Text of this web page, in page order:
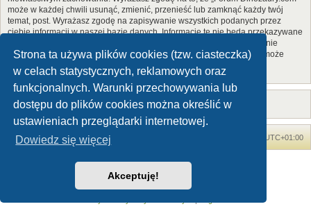
Strona ta używa plików cookies (tzw. ciasteczka)
w celach statystycznych, reklamowych oraz
funkcjonalnych. Warunki przechowywania lub
dostępu do plików cookies można określić w
ustawieniach przeglądarki internetowej.
Dowiedz się więcej
Akceptuję!
może w każdej chwili usunąć, zmienić, przenieść lub zamknąć każdy twój
temat, post. Wyrażasz zgodę na zapisywanie wszystkich podanych przez
ciebie informacji w naszej bazie danych. Informacje te nie będą przekazywane
nikomu bez twojej zgody, ale ani „Forum Dinozaury.com”, ani phpBB nie
ponosi odpowiedzialności za włamania do witryny, podczas których może
dojść do kradzieży danych.
Forum Dinozaury.com UTC+01:00
Dinozaury.com© 2006-2020
Technologię dostarczaphpBB® Forum Software © phpBB Limited
Polski pakiet językowy dostarcza